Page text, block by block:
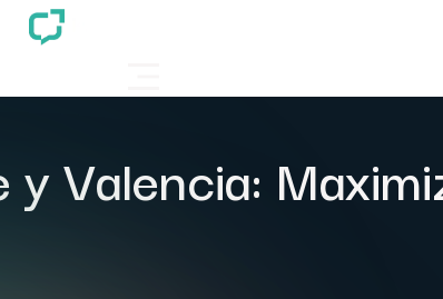
Valencia: